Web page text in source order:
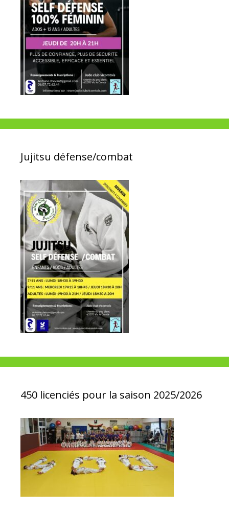
Jujitsu défense/combat
450 licenciés pour la saison 2025/2026